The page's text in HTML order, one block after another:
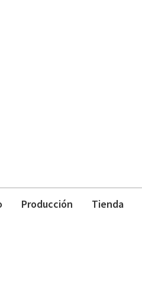
Producción Tienda